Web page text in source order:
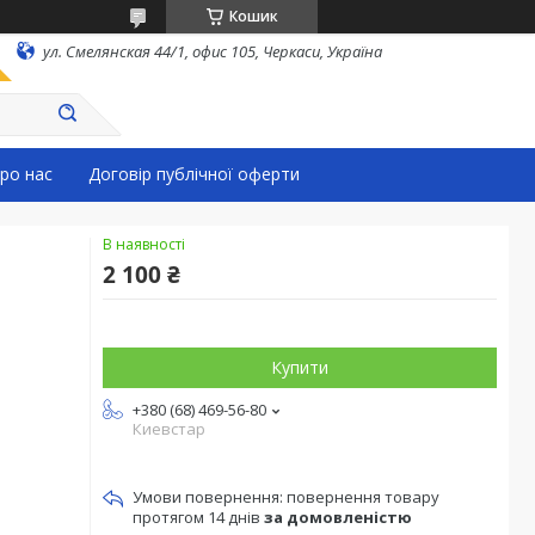
Кошик
ул. Смелянская 44/1, офис 105, Черкаси, Україна
нас Договір публічної оферти
В наявності
2 100 ₴
Купити
+380 (68) 469-56-80
Киевстар
повернення товару
протягом 14 днів за домовленістю